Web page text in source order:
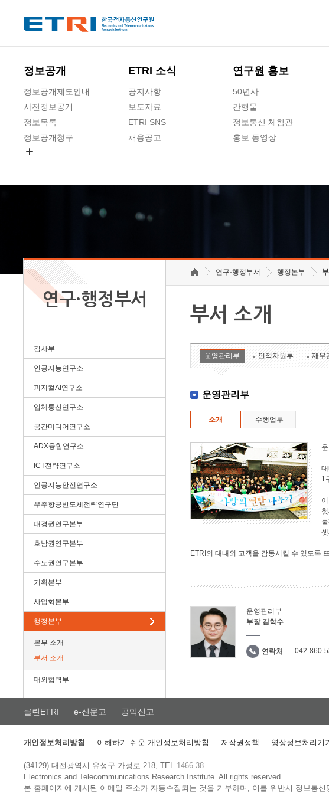
정보공개
정보공개제도안내
사전정보공개
정보목록
정보공개청구
ETRI 소식
공지사항
보도자료
ETRI SNS
채용공고
연구원 홍보
50년사
간행물
정보통신 체험관
홍보 동영상
연구·행정부서
감사부
인공지능연구소
피지컬AI연구소
입체통신연구소
공간미디어연구소
ADX융합연구소
ICT전략연구소
인공지능안전연구소
우주항공반도체전략연구단
대경권연구본부
호남권연구본부
수도권연구본부
기획본부
사업화본부
행정본부
본부 소개
부서 소개
대외협력부
연구·행정부서 행정본부
부서 소개
운영관리부 인적자원부 재무
운영관리부
소개 수행업무
1
ETRI의 대내외 고객을 감동시킬 수 있도록
운영관리부
부장 김학수
연락처 042-860-
클린ETRI e-신문고 공익신고
개인정보처리방침 이해하기 쉬운 개인정보처리방침 저작권정책 영상정보처리기
(34129) 대전광역시 유성구 가정로 218, TEL 1466-38
Electronics and Telecommunications Research Institute.All rights reserved.
본 홈페이지에 게시된 이메일 주소가 자동수집되는 것을 거부하며, 이를 위반시 정보통